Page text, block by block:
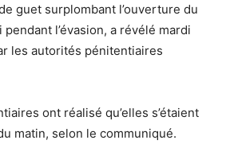
guet surplombant l’ouverture du
pendant l’évasion, a révélé mardi
les autorités pénitentiaires
ont réalisé qu’elles s’étaient
matin, selon le communiqué.